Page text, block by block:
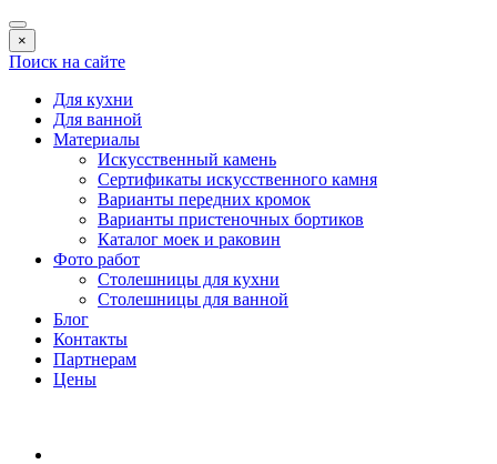
×
Поиск на сайте
Для кухни
Для ванной
Материалы
Искусственный камень
Сертификаты искусственного камня
Варианты передних кромок
Варианты пристеночных бортиков
Каталог моек и раковин
Фото работ
Столешницы для кухни
Столешницы для ванной
Блог
Контакты
Партнерам
Цены